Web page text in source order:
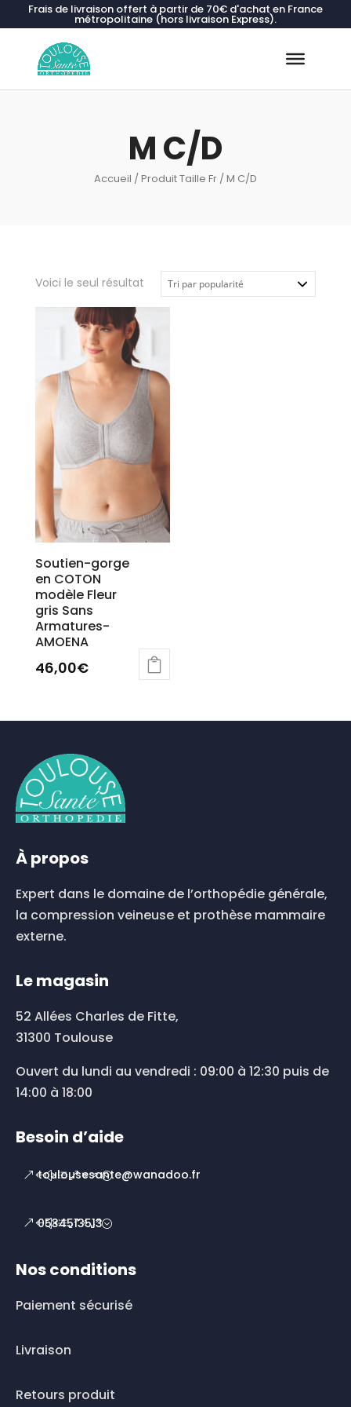
Frais de livraison offert à partir de 70€ d'achat en France
métropolitaine (hors livraison Express).
M C/D
Accueil / Produit Taille Fr / M C/D
Voici le seul résultat
Soutien-gorge
en COTON
modèle Fleur
gris Sans
Armatures-
AMOENA
46,00€
a
variations.
Les
options
peuvent
être
sur
page
du
À propos
Expert dans le domaine de l’orthopédie générale,
la compression veineuse et prothèse mammaire
externe.
Le magasin
52 Allées Charles de Fitte,
31300 Toulouse
Ouvert du lundi au vendredi : 09:00 à 12:30 puis de
14:00 à 18:00
Besoin d’aide
toulousesante@wanadoo.fr
0534513513
Nos conditions
Paiement sécurisé
Livraison
Retours produit